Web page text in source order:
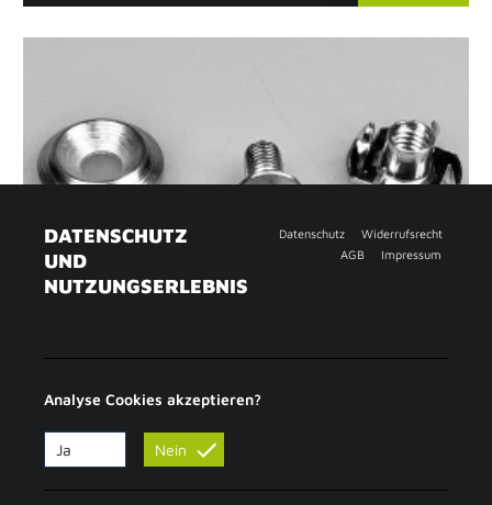
DATENSCHUTZ
UND
NUTZUNGSERLEBNIS
Datenschutz
Widerrufsrecht
AGB
Impressum
Ja Nein
Analyse Cookies akzeptieren?